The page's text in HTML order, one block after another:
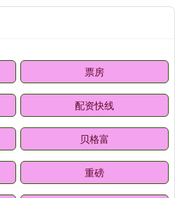
票房
配资快线
贝格富
重磅